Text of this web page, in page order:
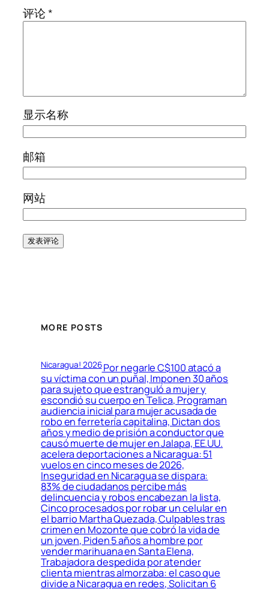
评论*
显示名称
邮箱
网站
MORE POSTS
Nicaragua! 2026Por negarle C$100 atacó a
su víctima con un puñal, Imponen 30 años
para sujeto que estranguló a mujer y
escondió su cuerpo en Telica, Programan
audiencia inicial para mujer acusada de
robo en ferretería capitalina, Dictan dos
años y medio de prisión a conductor que
causó muerte de mujer en Jalapa, EE.UU.
acelera deportaciones a Nicaragua: 51
vuelos en cinco meses de 2026,
Inseguridad en Nicaragua se dispara:
83% de ciudadanos percibe más
delincuencia y robos encabezan la lista,
Cinco procesados por robar un celular en
el barrio Martha Quezada, Culpables tras
crimen en Mozonte que cobró la vida de
un joven, Piden 5 años a hombre por
vender marihuana en Santa Elena,
Trabajadora despedida por atender
clienta mientras almorzaba: el caso que
divide a Nicaragua en redes, Solicitan 6